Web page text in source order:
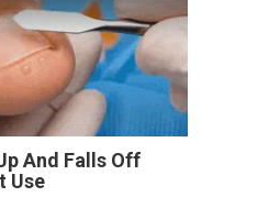
And Falls Off
Use